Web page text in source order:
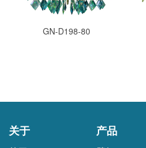
GN-D198-80
关于 产品